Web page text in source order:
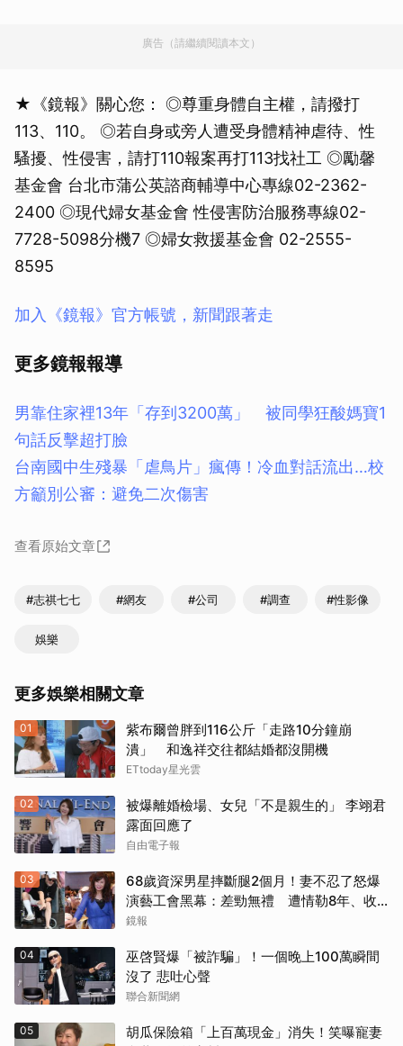
廣告（請繼續閱讀本文）
★《鏡報》關心您： ◎尊重身體自主權，請撥打
113、110。 ◎若自身或旁人遭受身體精神虐待、性
騷擾、性侵害，請打110報案再打113找社工 ◎勵馨
基金會 台北市蒲公英諮商輔導中心專線02-2362-
2400 ◎現代婦女基金會 性侵害防治服務專線02-
7728-5098分機7 ◎婦女救援基金會 02-2555-
8595
加入《鏡報》官方帳號，新聞跟著走
更多鏡報報導
男靠住家裡13年「存到3200萬」 被同學狂酸媽寶1
句話反擊超打臉
台南國中生殘暴「虐鳥片」瘋傳！冷血對話流出…校
方籲別公審：避免二次傷害
查看原始文章
#志祺七七 #網友 #公司 #調查 #性影像
娛樂
更多娛樂相關文章
01
紫布爾曾胖到116公斤「走路10分鐘崩
潰」 和逸祥交往都結婚都沒開機
ETtoday星光雲
02
被爆離婚檢場、女兒「不是親生的」 李翊君
露面回應了
自由電子報
03
68歲資深男星摔斷腿2個月！妻不忍了怒爆
演藝工會黑幕：差勁無禮 遭情勒8年、收
二手探病禮
鏡報
04
巫啓賢爆「被詐騙」！一個晚上100萬瞬間
沒了 悲吐心聲
聯合新聞網
05
胡瓜保險箱「上百萬現金」消失！笑曝寵妻